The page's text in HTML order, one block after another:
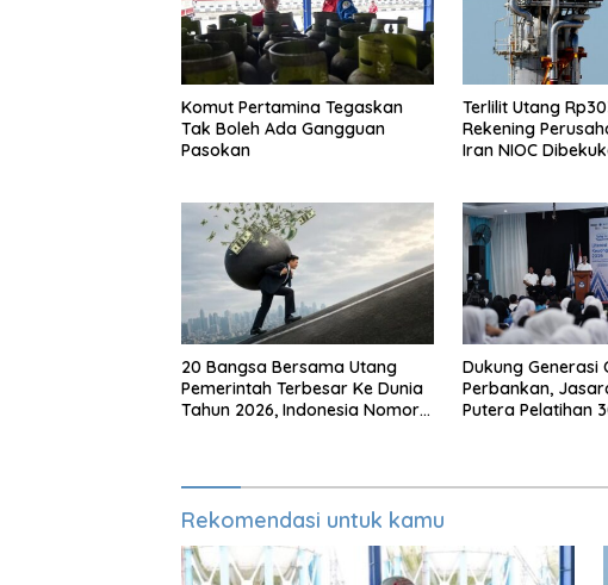
Komut Pertamina Tegaskan
Tak Boleh Ada Gangguan
Pasokan
Terlilit Utang
Rekening
Iran NIOC
20 Bangsa Bersama Utang
Pemerintah Terbesar Ke Dunia
Tahun 2026, Indonesia Nomor
Dukung Generasi
Perbankan,
Putera Pelatihan
Rekomendasi untuk kamu